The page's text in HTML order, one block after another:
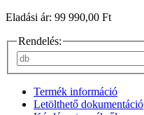
Eladási ár: 99 990,00 Ft
Rendelés:
Termék információ
Letölthető dokumentáció